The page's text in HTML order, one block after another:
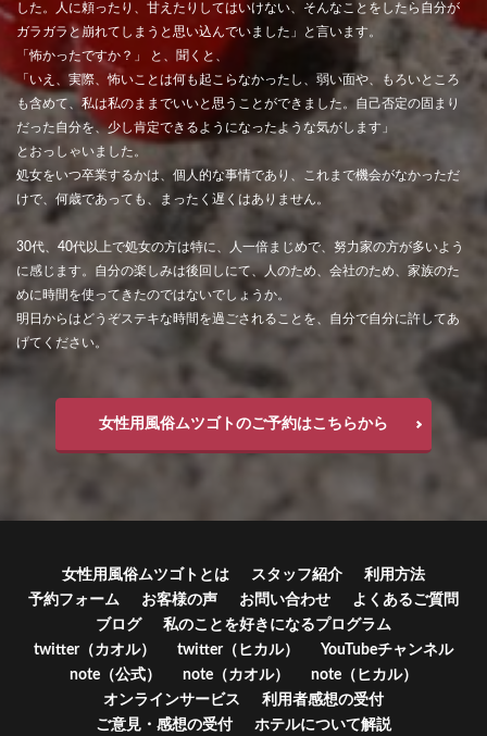
した。人に頼ったり、甘えたりしてはいけない、そんなことをしたら自分が
ガラガラと崩れてしまうと思い込んでいました」と言います。
「怖かったですか？」 と、聞くと、
「いえ、実際、怖いことは何も起こらなかったし、弱い面や、もろいところ
も含めて、私は私のままでいいと思うことができました。自己否定の固まり
だった自分を、少し肯定できるようになったような気がします」
とおっしゃいました。
処女をいつ卒業するかは、個人的な事情であり、これまで機会がなかっただ
けで、何歳であっても、まったく遅くはありません。
30代、40代以上で処女の方は特に、人一倍まじめで、努力家の方が多いよう
に感じます。自分の楽しみは後回しにて、人のため、会社のため、家族のた
めに時間を使ってきたのではないでしょうか。
明日からはどうぞステキな時間を過ごされることを、自分で自分に許してあ
げてください。
女性用風俗ムツゴトのご予約はこちらから
女性用風俗ムツゴトとは スタッフ紹介
利用方法
予約フォーム
お客様の声 お問い合わせ
よくあるご質問
ブログ
私のことを好きになるプログラム
twitter（カオル）
twitter（ヒカル）
YouTubeチャンネル
note（公式）
note（カオル）
note（ヒカル）
オンラインサービス
利用者感想の受付
ご意見・感想の受付
ホテルについて解説